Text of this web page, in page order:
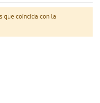
que coincida con la